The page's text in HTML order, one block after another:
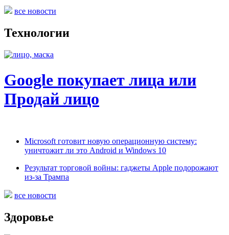
все новости
Технологии
Google покупает лица или
Продай лицо
Microsoft готовит новую операционную систему:
уничтожит ли это Android и Windows 10
Результат торговой войны: гаджеты Apple подорожают
из-за Трампа
все новости
Здоровье